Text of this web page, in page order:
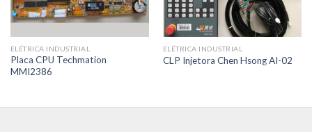
ELÉTRICA INDUSTRIAL
Placa CPU Techmation
MMI2386
ELÉTRICA INDUSTRIAL
CLP Injetora Chen Hsong AI-02